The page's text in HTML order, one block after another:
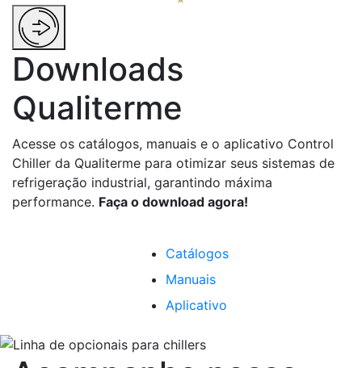
Downloads
Qualiterme
Acesse os catálogos, manuais e o aplicativo Control
Chiller da Qualiterme para otimizar seus sistemas de
refrigeração industrial, garantindo máxima
performance. Faça o download agora!
Catálogos
Manuais
Aplicativo